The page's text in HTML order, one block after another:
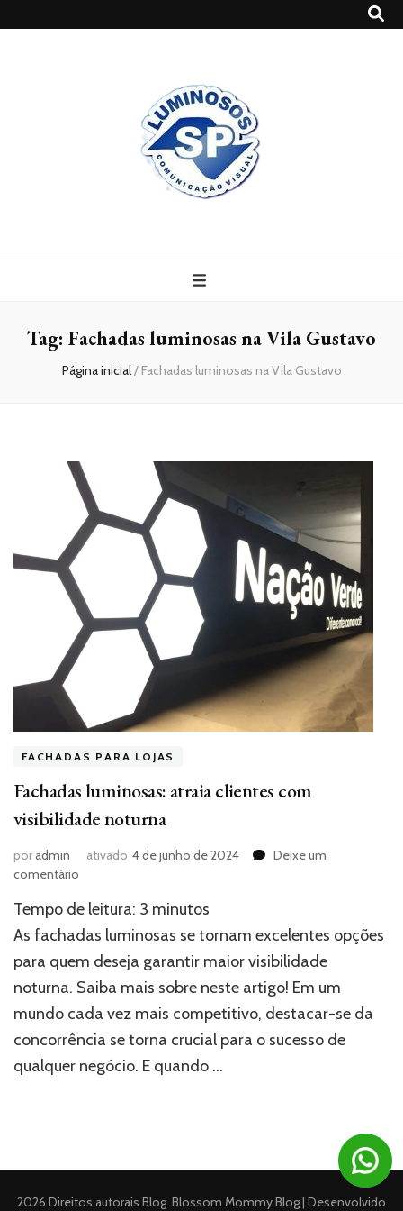
Tag: Fachadas luminosas na Vila Gustavo
Página inicial/ Fachadas luminosas na Vila Gustavo
FACHADAS PARA LOJAS
Fachadas luminosas: atraia clientes com
visibilidade noturna
poradmin ativado 4 de junho de 2024
Deixe um
comentário
luminosas:
atraia
com
visibilidade
noturna
Tempo de leitura: 3 minutos
As fachadas luminosas se tornam excelentes opções
para quem deseja garantir maior visibilidade
noturna. Saiba mais sobre neste artigo! Em um
mundo cada vez mais competitivo, destacar-se da
concorrência se torna crucial para o sucesso de
qualquer negócio. E quando …
2026 Direitos autorais Blog. Blossom Mommy Blog | Desenvolvido